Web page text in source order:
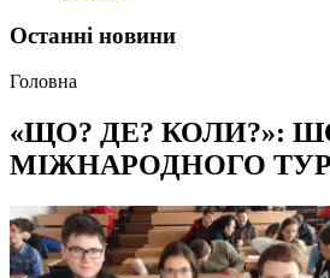
Останні новини
Головна
«ЩО? ДЕ? КОЛИ?»:
МІЖНАРОДНОГО